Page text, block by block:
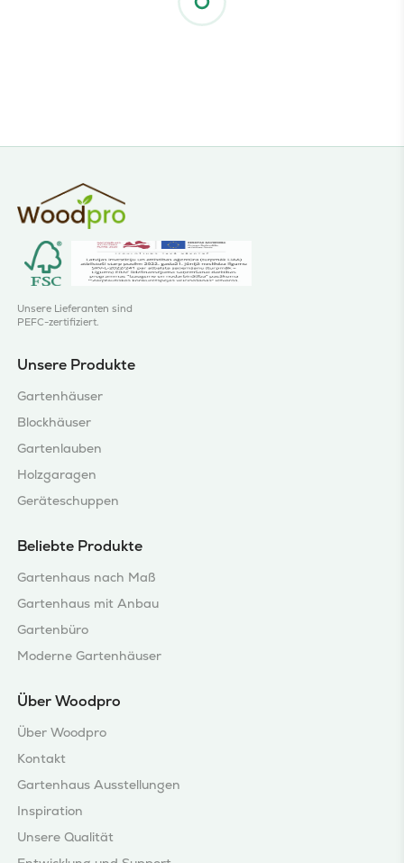
Unsere Lieferanten sind
PEFC-zertifiziert.
Unsere Produkte
Gartenhäuser
Blockhäuser
Gartenlauben
Holzgaragen
Geräteschuppen
Beliebte Produkte
Gartenhaus nach Maß
Gartenhaus mit Anbau
Gartenbüro
Moderne Gartenhäuser
Über Woodpro
Über Woodpro
Kontakt
Gartenhaus Ausstellungen
Inspiration
Unsere Qualität